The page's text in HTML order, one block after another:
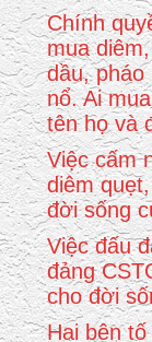
Chính
mua
dầu, pháo
nổ. Ai
tên họ và
Việc cấm
diêm
đời sống
Việc đấu
đảng
cho đời
Hai bên